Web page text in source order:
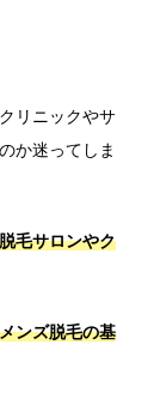
リニックやサ
か迷ってしま
毛サロンやク
ンズ脱毛の基